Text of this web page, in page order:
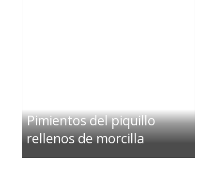
Pimientos del piquillo
rellenos de morcilla